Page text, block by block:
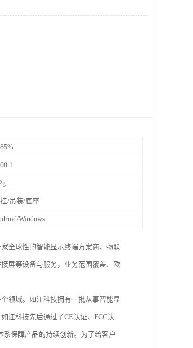
/吊装/底座
Windows
全球性的智能显示终端方案商、物联
屏等设备与服务，业务范围覆盖、欧
领域。如江科技拥有一批从事智能显
江科技先后通过了CE认证、FCC认
系保障产品的持续创新。为了给客户